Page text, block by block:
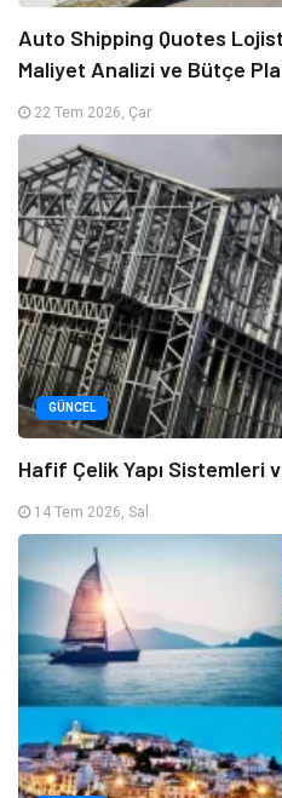
Auto Shipping Quotes
Maliyet Analizi ve Bütçe
22 Tem 2026, Çar
GÜNCEL
Hafif Çelik Yapı Sistemleri
14 Tem 2026, Sal